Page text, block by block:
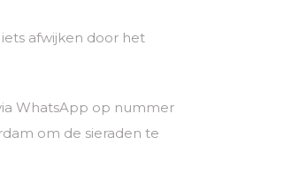
afwijken door het
WhatsApp op nummer
om de sieraden te